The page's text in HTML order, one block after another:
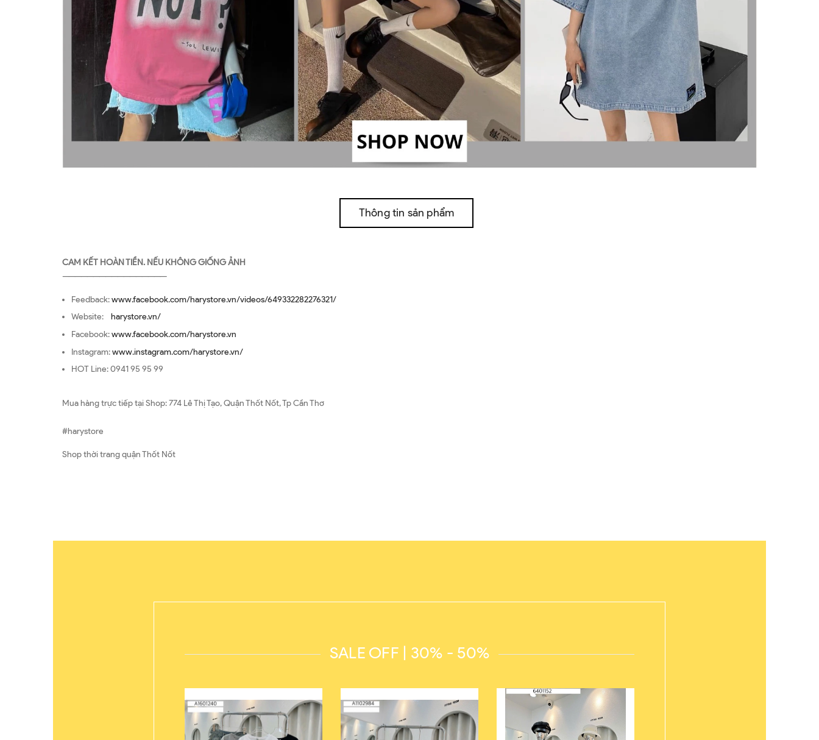
Thông tin sản phẩm
CAM KẾT HOÀN TIỀN. NẾU KHÔNG GIỐNG ẢNH
—————————————————
Feedback:www.facebook.com/harystore.vn/videos/649332282276321/
Website: harystore.vn/
Facebook:www.facebook.com/harystore.vn
Instagram:www.instagram.com/harystore.vn/
HOT Line: 0941 95 95 99
Mua hàng trực tiếp tại Shop: 774 Lê Thị Tạo, Quận Thốt Nốt, Tp Cần Thơ
#harystore
Shop thời trang quận Thốt Nốt
SALE OFF | 30% - 50%